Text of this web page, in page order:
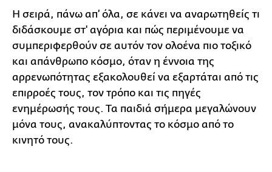
Η σειρά, πάνω απ’ όλα, σε κάνει να αναρωτηθείς τι
διδάσκουμε στ' αγόρια και πώς περιμένουμε να
συμπεριφερθούν σε αυτόν τον ολοένα πιο τοξικό
και απάνθρωπο κόσμο, όταν η έννοια της
αρρενωπότητας εξακολουθεί να εξαρτάται από τις
επιρροές τους, τον τρόπο και τις πηγές
ενημέρωσής τους. Τα παιδιά σήμερα μεγαλώνουν
μόνα τους, ανακαλύπτοντας το κόσμο από το
κινητό τους.